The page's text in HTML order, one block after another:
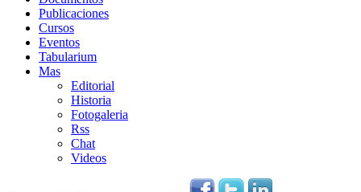
Publicaciones
Cursos
Eventos
Tabularium
Mas
Editorial
Historia
Fotogaleria
Rss
Chat
Videos